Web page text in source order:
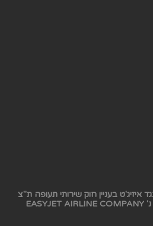
איזיג'ט בעניין חוק שירותי תעופה ת"צ
49412-05-24: פרוכטר ואח' נ' EASYJET AIRLINE COMPANY